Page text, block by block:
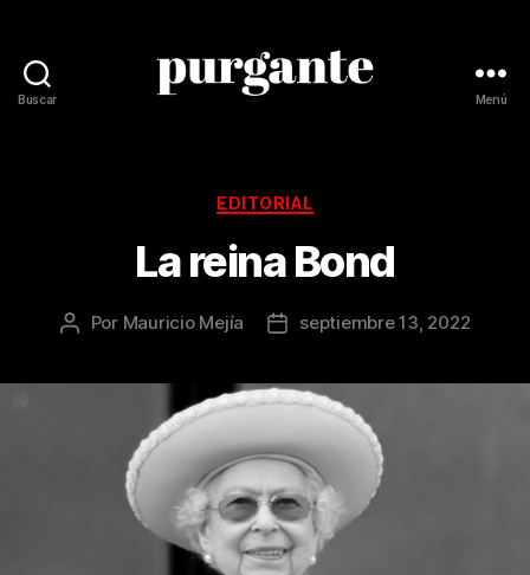
Buscar Menú
Categorías
EDITORIAL
La reina Bond
Autor
Por Mauricio Mejía
Fecha
publicación
septiembre 13, 2022